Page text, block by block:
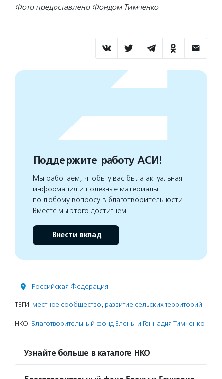
Фото предоставлено Фондом Тимченко
Поддержите работу АСИ!
Мы работаем, чтобы у вас была актуальная
информация и полезные материалы
по любому вопросу в благотворительности.
Вместе мы этого достигнем
Внести вклад
Российская Федерация
ТЕГИ: местное сообщество, развитие сельских территорий
НКО: Благотворительный фонд Елены и Геннадия Тимченко
Узнайте больше в каталоге НКО